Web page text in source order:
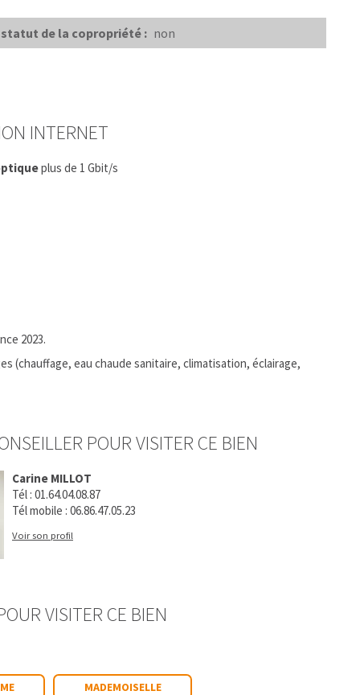
statut de la copropriété : non
INTERNET
plus de 1 Gbit/s
2023.
(chauffage, eau chaude sanitaire, climatisation, éclairage,
POUR VISITER CE BIEN
Carine MILLOT
Tél : 01.64.04.08.87
Tél mobile : 06.86.47.05.23
Voir son profil
VISITER CE BIEN
MADEMOISELLE